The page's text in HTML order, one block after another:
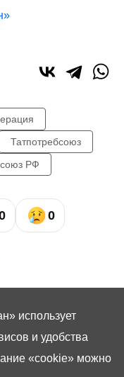
Татпотребсоюз
РФ
0
использует
и удобства
«cookie» можно